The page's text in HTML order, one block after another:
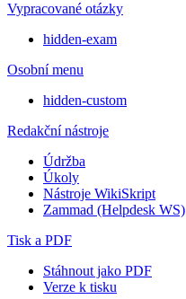
Vypracované otázky
hidden-exam
Osobní menu
hidden-custom
Redakční nástroje
Údržba
Úkoly
Nástroje WikiSkript
Zammad (Helpdesk WS)
Tisk a PDF
Stáhnout jako PDF
Verze k tisku